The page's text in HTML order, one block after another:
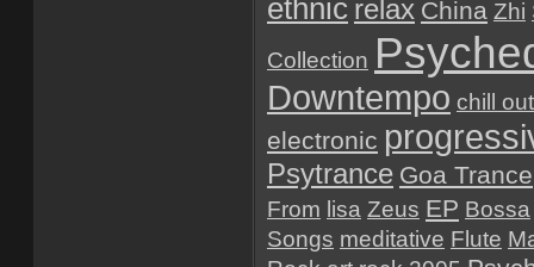
ethnic relax China Zhi
Collection
Downtempo chill out
electronic
Psytrance Goa Trance
From lisa Zeus EP Bossa
Songs meditative Flute